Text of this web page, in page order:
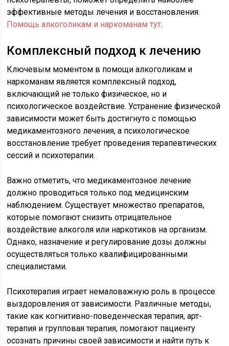
эффективные методы лечения и восстановления.
Помощь алкоголикам и наркоманам тут.
Комплексный подход к лечению
Ключевым моментом в помощи алкоголикам и
наркоманам является комплексный подход,
включающий не только физическое, но и
психологическое воздействие. Устранение физической
зависимости может быть достигнуто с помощью
медикаментозного лечения, а психологическое
восстановление требует проведения терапевтических
сессий и психотерапии.
Важно отметить, что медикаментозное лечение
должно проводиться только под медицинским
наблюдением. Существует множество препаратов,
которые помогают снизить отрицательное
воздействие алкоголя или наркотиков на организм.
Однако, назначение и регулирование дозы должны
осуществляться только квалифицированными
специалистами.
Психотерапия играет немаловажную роль в процессе
выздоровления от зависимости. Различные методы,
такие как когнитивно-поведенческая терапия, арт-
терапия и групповая терапия, помогают пациенту
осознать причины своей зависимости и найти путь к